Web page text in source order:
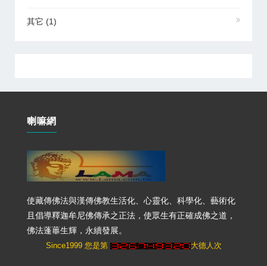
其它 (1)
喇嘛網
使藏傳佛法與漢傳佛教生活化、心靈化、科學化、藝術化
且倡導釋迦牟尼佛傳承之正法，使眾生有正確成佛之道，
佛法蓬蓽生輝，永續發展。
Since1999 您是第 大德人次